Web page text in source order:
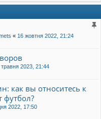
« 16 жовтня 2022, 21:24
травня 2023, 21:44
как вы относитесь к
футбол?
2022, 17:50